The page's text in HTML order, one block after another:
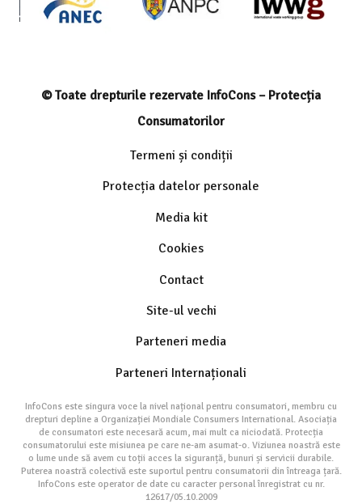
© Toate drepturile rezervate InfoCons – Protecția
Consumatorilor
Termeni și condiții
Protecția datelor personale
Media kit
Cookies
Contact
Site-ul vechi
Parteneri media
Parteneri Internaționali
InfoCons este singura voce la nivel național pentru consumatori, membru cu
drepturi depline a Organizației Mondiale Consumers International. Asociația
de consumatori este necesară acum, mai mult ca niciodată. Protecția
consumatorului este misiunea pe care ne-am asumat-o. Viziunea noastră este
o lume unde să avem cu toții acces la siguranță, bunuri și servicii durabile.
Puterea noastră colectivă este suportul pentru consumatorii din întreaga țară.
InfoCons este operator de date cu caracter personal înregistrat cu nr.
12617/05.10.2009